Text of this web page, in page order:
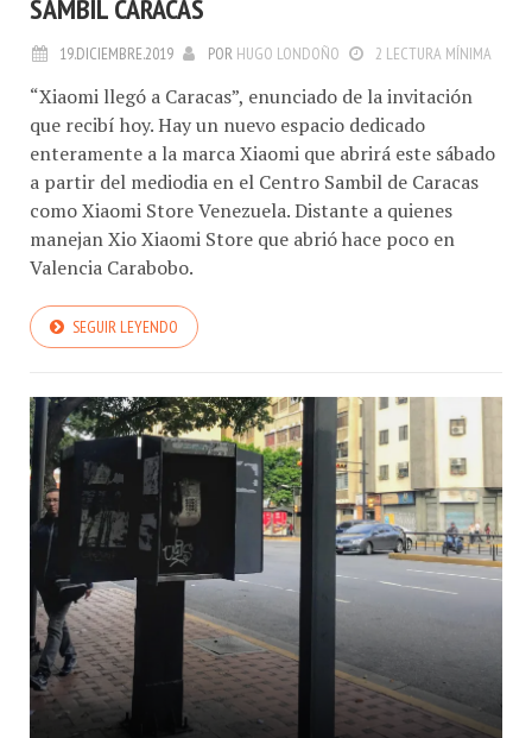
19.DICIEMBRE.2019
“Xiaomi llegó a Caracas”, enunciado de la invitación
que recibí hoy. Hay un nuevo espacio dedicado
enteramente a la marca Xiaomi que abrirá este sábado
a partir del mediodia en el Centro Sambil de Caracas
como Xiaomi Store Venezuela. Distante a quienes
manejan Xio Xiaomi Store que abrió hace poco en
Valencia Carabobo.